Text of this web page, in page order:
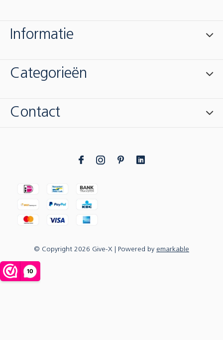
Informatie
Categorieën
Contact
© Copyright 2026 Give-X | Powered by emarkable